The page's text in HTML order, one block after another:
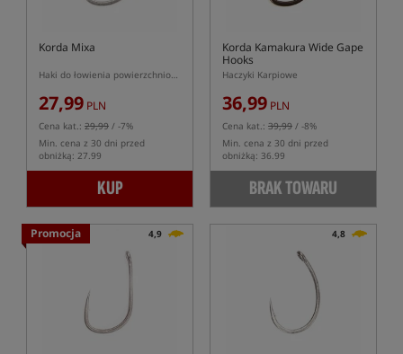
Korda Mixa
Haki do łowienia powierzchniowego Mixa
27,99 PLN
Cena kat.: 29,99 / -7%
Min. cena z 30 dni przed
obniżką: 27.99
KUP
Korda Kamakura Wide Gape
Hooks
Haczyki Karpiowe
36,99 PLN
Cena kat.: 39,99 / -8%
Min. cena z 30 dni przed
obniżką: 36.99
BRAK TOWARU
Promocja 4,9 4,8